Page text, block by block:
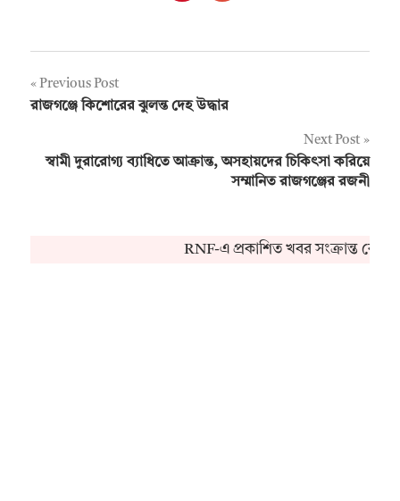
Post
Previous Post
রাজগঞ্জে কিশোরের ঝুলন্ত দেহ উদ্ধার
Next Post
স্বামী দুরারোগ্য ব্যাধিতে আক্রান্ত, অসহায়দের চিকিৎসা করিয়ে
সম্মানিত রাজগঞ্জের রজনী
RNF-এ প্রকাশিত খবর সংক্রান্ত